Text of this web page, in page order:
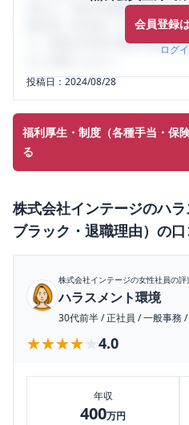
会員登録
ログ
判など、女性の転職は気にすべ
輩社員（元社員）の口コミを通
り、将来の不安や現在の悩みを
投稿日：2024/08/28
福利厚生・制度（各種手当・保
る
株式会社インテージのハラ
ブラック・退職理由） の口
株式会社インテージの女性社員の評
ハラスメント環境
30代前半/正社員 /一般事務 /
★★★★★
★★★★★ 4.0
年収
400万円